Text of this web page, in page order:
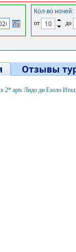
Кол-во ночей:
от
до
Отзывы
2* apts Лидо ди Езоло